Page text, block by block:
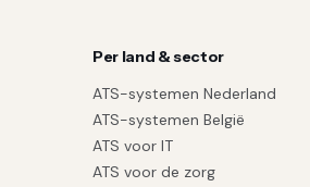
Per land & sector
ATS-systemen Nederland
ATS-systemen België
ATS voor IT
ATS voor de zorg